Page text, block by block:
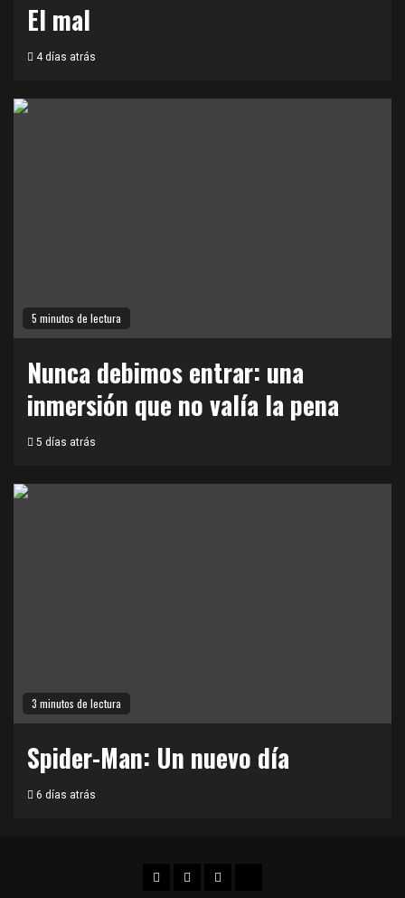
El mal
4 días atrás
5 minutos de lectura
Nunca debimos entrar: una
inmersión que no valía la pena
5 días atrás
3 minutos de lectura
Spider-Man: Un nuevo día
6 días atrás
Facebook
TwitterInstagram